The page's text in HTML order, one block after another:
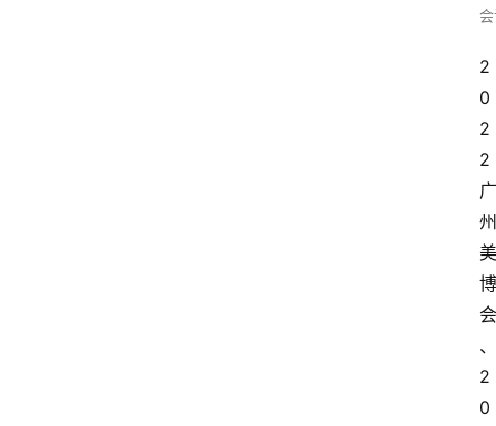
2
0
2
2
广
州
美
博
会
、
2
0